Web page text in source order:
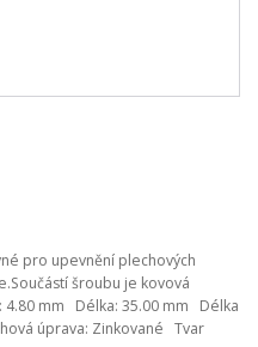
pro upevnění plechových
šroubu je kovová
mm Délka: 35.00 mm Délka
úprava: Zinkované Tvar